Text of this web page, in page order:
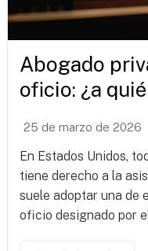
Abogado
oficio: ¿a
25 de marzo de 2026
En Estados Unidos,
tiene derecho a la
suele adoptar una de
oficio designado por